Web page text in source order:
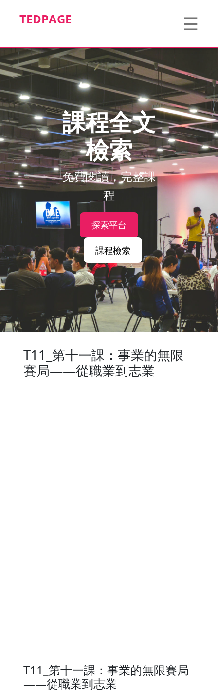
TEDPAGE ☰
課程全文
檢索
免費閱讀，完整課
程
探索平台
課程檢索
T11_第十一課：事業的無限
賽局——從職業到志業
T11_第十一課：事業的無限賽局
——從職業到志業